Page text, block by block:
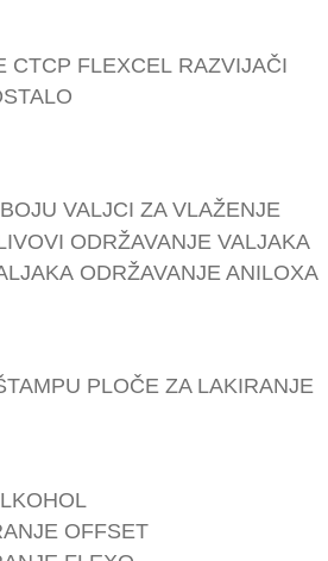
CTCP FLEXCEL RAZVIJAČI
VALJCI ZA VLAŽENJE
ODRŽAVANJE VALJAKA
ODRŽAVANJE ANILOXA
PLOČE ZA LAKIRANJE
OFFSET